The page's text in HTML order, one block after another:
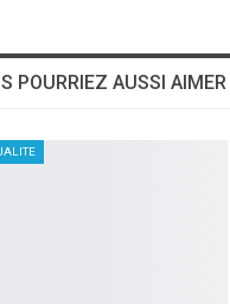
POURRIEZ AUSSI AIMER